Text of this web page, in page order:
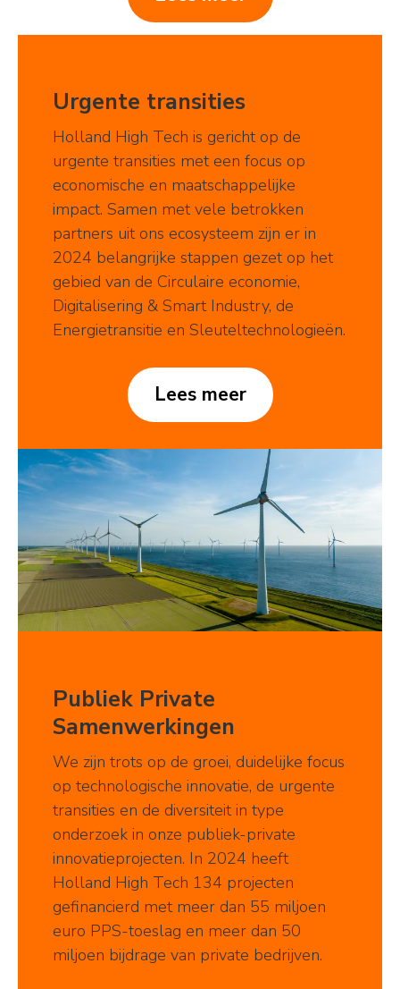
Urgente transities
Holland High Tech is gericht op de
urgente transities met een focus op
economische en maatschappelijke
impact. Samen met vele betrokken
partners uit ons ecosysteem zijn er in
2024 belangrijke stappen gezet op het
gebied van de Circulaire economie,
Digitalisering & Smart Industry, de
Energietransitie en Sleuteltechnologieën.
Lees meer
Publiek Private
Samenwerkingen
We zijn trots op de groei, duidelijke focus
op technologische innovatie, de urgente
transities en de diversiteit in type
onderzoek in onze publiek-private
innovatieprojecten. In 2024 heeft
Holland High Tech 134 projecten
gefinancierd met meer dan 55 miljoen
euro PPS-toeslag en meer dan 50
miljoen bijdrage van private bedrijven.